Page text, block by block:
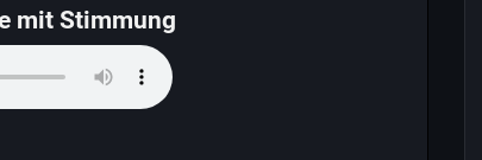
mit Stimmung